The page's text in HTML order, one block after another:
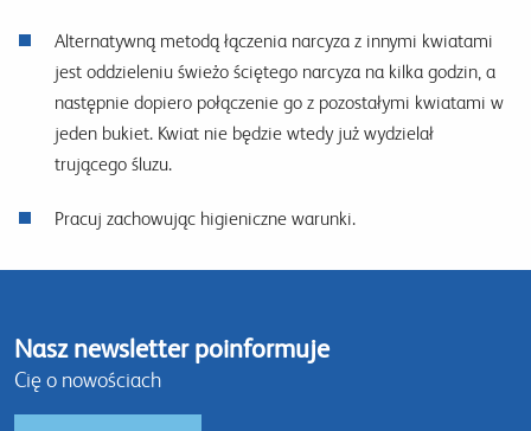
Alternatywną metodą łączenia narcyza z innymi kwiatami
jest oddzieleniu świeżo ściętego narcyza na kilka godzin, a
następnie dopiero połączenie go z pozostałymi kwiatami w
jeden bukiet. Kwiat nie będzie wtedy już wydzielał
trującego śluzu.
Pracuj zachowując higieniczne warunki.
Nasz newsletter poinformuje
Cię o nowościach